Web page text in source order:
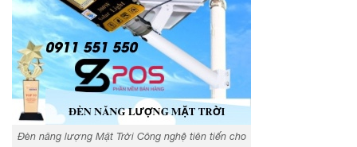
Đèn năng lượng Mặt Trời Công nghệ tiên tiến cho